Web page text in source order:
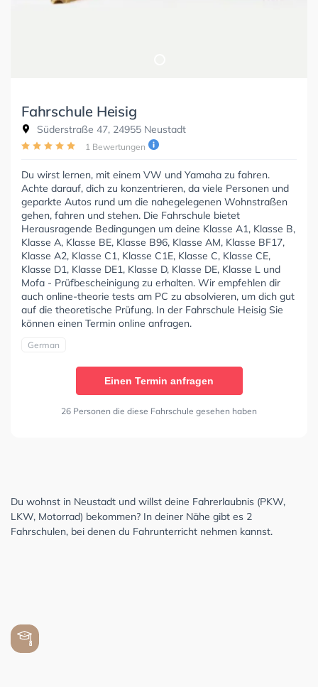
Fahrschule Heisig
Süderstraße 47, 24955 Neustadt
1 Bewertungen
Du wirst lernen, mit einem VW und Yamaha zu fahren.
Achte darauf, dich zu konzentrieren, da viele Personen und
geparkte Autos rund um die nahegelegenen Wohnstraßen
gehen, fahren und stehen. Die Fahrschule bietet
Herausragende Bedingungen um deine Klasse A1, Klasse B,
Klasse A, Klasse BE, Klasse B96, Klasse AM, Klasse BF17,
Klasse A2, Klasse C1, Klasse C1E, Klasse C, Klasse CE,
Klasse D1, Klasse DE1, Klasse D, Klasse DE, Klasse L und
Mofa - Prüfbescheinigung zu erhalten. Wir empfehlen dir
auch online-theorie tests am PC zu absolvieren, um dich gut
auf die theoretische Prüfung. In der Fahrschule Heisig Sie
können einen Termin online anfragen.
German
Einen Termin anfragen
26 Personen die diese Fahrschule gesehen haben
Du wohnst in Neustadt und willst deine Fahrerlaubnis (PKW,
LKW, Motorrad) bekommen? In deiner Nähe gibt es 2
Fahrschulen, bei denen du Fahrunterricht nehmen kannst.